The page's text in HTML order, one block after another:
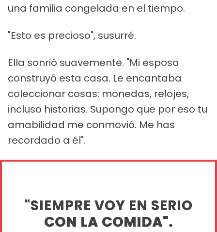
una familia congelada en el tiempo.
"Esto es precioso", susurré.
Ella sonrió suavemente. "Mi esposo
construyó esta casa. Le encantaba
coleccionar cosas: monedas, relojes,
incluso historias. Supongo que por eso tu
amabilidad me conmovió. Me has
recordado a él".
"SIEMPRE VOY EN SERIO
CON LA COMIDA".